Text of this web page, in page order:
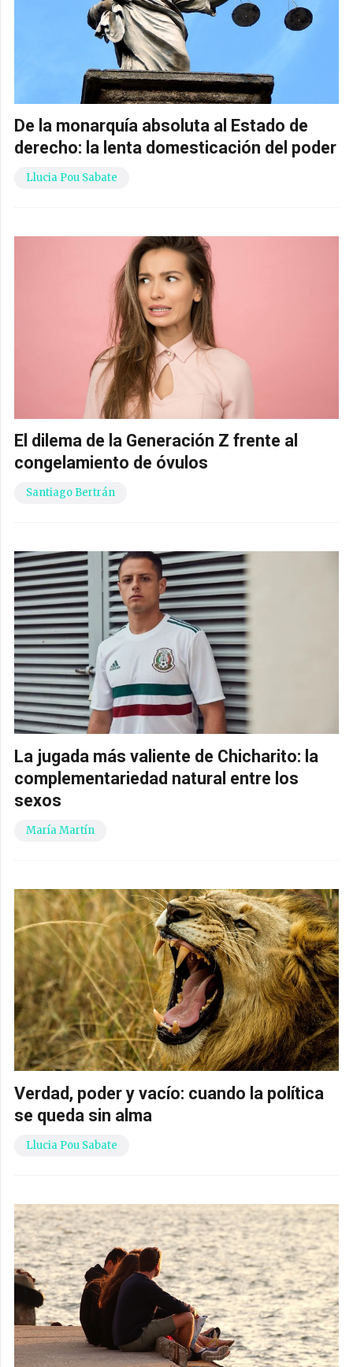
De la monarquía absoluta al Estado de
derecho: la lenta domesticación del poder
Llucia Pou Sabate
El dilema de la Generación Z frente al
congelamiento de óvulos
Santiago Bertrán
La jugada más valiente de Chicharito: la
complementariedad natural entre los
sexos
María Martín
Verdad, poder y vacío: cuando la política
se queda sin alma
Llucia Pou Sabate